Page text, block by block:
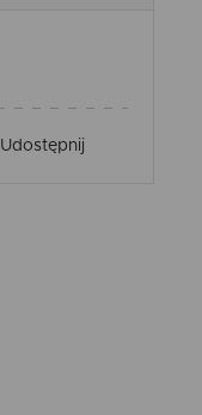
Udostępnij